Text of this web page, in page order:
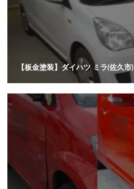
【板金塗装】ダイハツ ミラ(佐久市)